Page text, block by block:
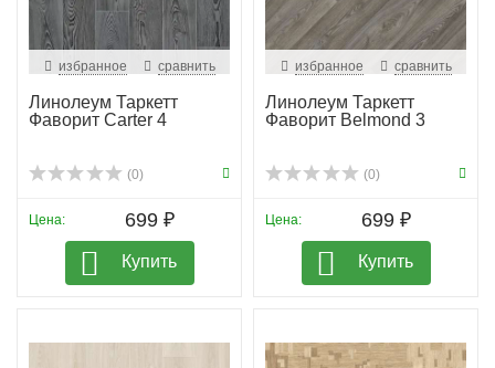
избранное сравнить
Линолеум Таркетт
Фаворит Carter 4
(0)
Цена: 699 ₽
Купить
избранное сравнить
Линолеум Таркетт
Фаворит Belmond 3
(0)
Цена: 699 ₽
Купить